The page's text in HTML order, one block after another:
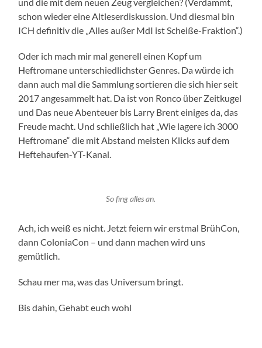
schon wieder eine Altleserdiskussion. Und diesmal bin
ICH definitiv die „Alles außer MdI ist Scheiße-Fraktion“.)
Oder ich mach mir mal generell einen Kopf um
Heftromane unterschiedlichster Genres. Da würde ich
dann auch mal die Sammlung sortieren die sich hier seit
2017 angesammelt hat. Da ist von Ronco über Zeitkugel
und Das neue Abenteuer bis Larry Brent einiges da, das
Freude macht. Und schließlich hat „Wie lagere ich 3000
Heftromane“ die mit Abstand meisten Klicks auf dem
Heftehaufen-YT-Kanal.
So fing alles an.
Ach, ich weiß es nicht. Jetzt feiern wir erstmal BrühCon,
dann ColoniaCon – und dann machen wird uns
gemütlich.
Schau mer ma, was das Universum bringt.
Bis dahin, Gehabt euch wohl